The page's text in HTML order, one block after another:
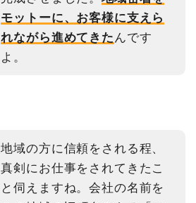
モットーに、お客様に支えら
れながら進めてきた んです
よ。
地域の方に信頼をされる程、
真剣にお仕事をされてきたこ
と伺えますね。会社の名前を